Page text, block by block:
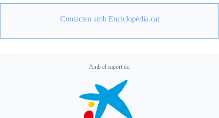
Contacteu amb Enciclopèdia.cat
Amb el suport de: